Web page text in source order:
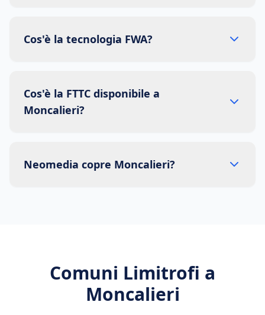
Cos'è la tecnologia FWA?
Cos'è la FTTC disponibile a
Moncalieri?
Neomedia copre Moncalieri?
Comuni Limitrofi a
Moncalieri